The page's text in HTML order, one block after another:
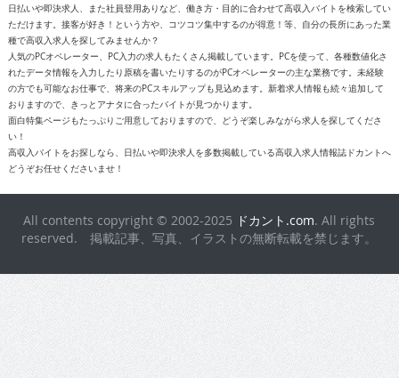
日払いや即決求人、また社員登用ありなど、働き方・目的に合わせて高収入バイトを検索してい
ただけます。接客が好き！という方や、コツコツ集中するのが得意！等、自分の長所にあった業
種で高収入求人を探してみませんか？
人気のPCオペレーター、PC入力の求人もたくさん掲載しています。PCを使って、各種数値化さ
れたデータ情報を入力したり原稿を書いたりするのがPCオペレーターの主な業務です。未経験
の方でも可能なお仕事で、将来のPCスキルアップも見込めます。新着求人情報も続々追加して
おりますので、きっとアナタに合ったバイトが見つかります。
面白特集ページもたっぷりご用意しておりますので、どうぞ楽しみながら求人を探してくださ
い！
高収入バイトをお探しなら、日払いや即決求人を多数掲載している高収入求人情報誌ドカントへ
どうぞお任せくださいませ！
All contents copyright © 2002-2025 ドカント.com. All rights
reserved. 掲載記事、写真、イラストの無断転載を禁じます。